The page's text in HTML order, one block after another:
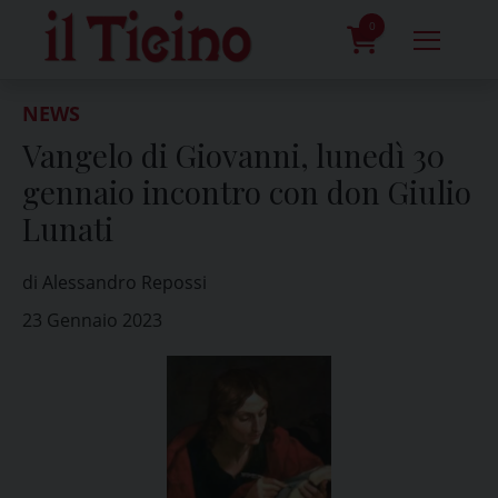
content
0
NEWS
Vangelo di Giovanni, lunedì 30
gennaio incontro con don Giulio
Lunati
di Alessandro Repossi
23 Gennaio 2023